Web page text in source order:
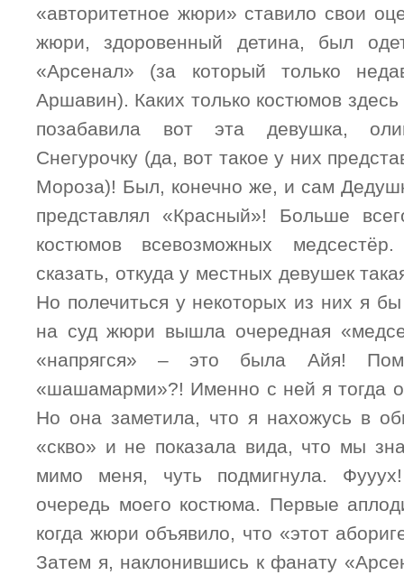
«авторитетное жюри» ставило свои
жюри, здоровенный детина, был
«Арсенал» (за который только
Аршавин). Каких только костюмов
позабавила вот эта девушка,
Снегурочку (да, вот такое у них
Мороза)! Был, конечно же, и сам
представлял «Красный»! Больше
костюмов всевозможных
сказать, откуда у местных девушек
Но полечиться у некоторых из них я
на суд жюри вышла очередная
«напрягся» – это была Айя!
«шашамарми»?! Именно с ней я тогда
Но она заметила, что я нахожусь в
«скво» и не показала вида, что мы
мимо меня, чуть подмигнула.
очередь моего костюма. Первые
когда жюри объявило, что «этот
Затем я, наклонившись к фанату